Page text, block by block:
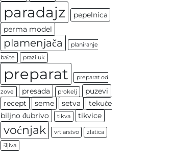
paradajz
pepelnica
perma model
plamenjača
planiranje
bašte
praziluk
preparat preparat od
zove presada prokelj
puzevi
recept
seme setva
tekuće
biljno đubrivo
tikva tikvice
voćnjak vrtlarstvo
zlatica
šljiva